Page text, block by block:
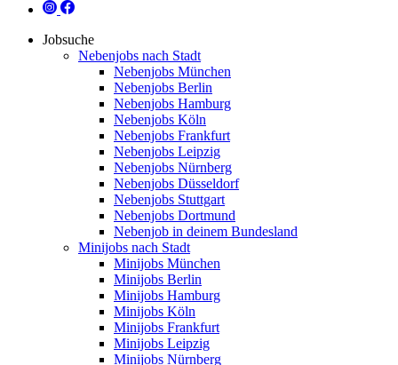
Jobsuche
Nebenjobs nach Stadt
Nebenjobs München
Nebenjobs Berlin
Nebenjobs Hamburg
Nebenjobs Köln
Nebenjobs Frankfurt
Nebenjobs Leipzig
Nebenjobs Nürnberg
Nebenjobs Düsseldorf
Nebenjobs Stuttgart
Nebenjobs Dortmund
Nebenjob in deinem Bundesland
Minijobs nach Stadt
Minijobs München
Minijobs Berlin
Minijobs Hamburg
Minijobs Köln
Minijobs Frankfurt
Minijobs Leipzig
Minijobs Nürnberg